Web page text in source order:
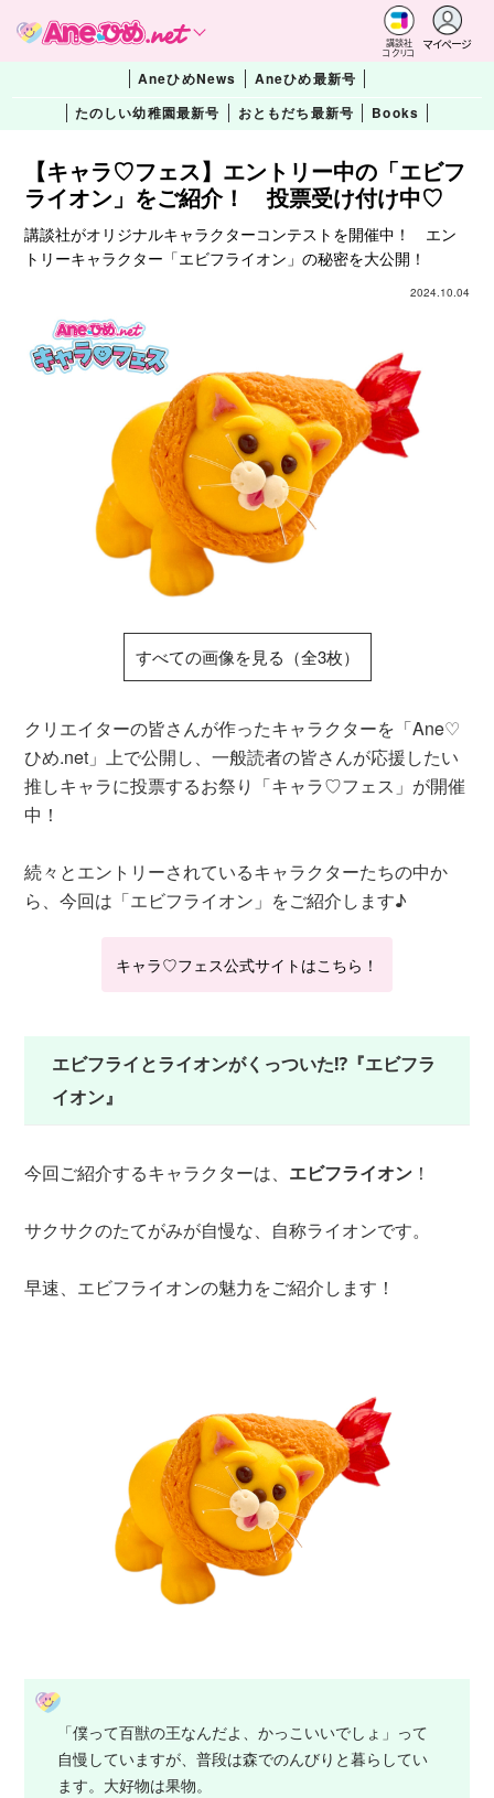
講談社
コクリコ
マイページ
AneひめNews
Aneひめ最新号
たのしい幼稚園最新号
おともだち最新号 Books
【キャラ♡フェス】エントリー中の「エビフ
ライオン」をご紹介！ 投票受け付け中♡
講談社がオリジナルキャラクターコンテストを開催中！ エン
トリーキャラクター「エビフライオン」の秘密を大公開！
2024.10.04
すべての画像を見る（全3枚）
クリエイターの皆さんが作ったキャラクターを「Ane♡
ひめ.net」上で公開し、一般読者の皆さんが応援したい
推しキャラに投票するお祭り「キャラ♡フェス」が開催
中！
続々とエントリーされているキャラクターたちの中か
ら、今回は「エビフライオン」をご紹介します♪
キャラ♡フェス公式サイトはこちら！
エビフライとライオンがくっついた⁉️『エビフラ
イオン』
今回ご紹介するキャラクターは、 エビフライオン ！
サクサクのたてがみが自慢な、自称ライオンです。
早速、エビフライオンの魅力をご紹介します！
「僕って百獣の王なんだよ、かっこいいでしょ」って
自慢していますが、普段は森でのんびりと暮らしてい
ます。大好物は果物。